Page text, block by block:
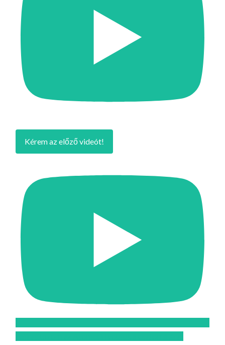
Kérem az előző videót!